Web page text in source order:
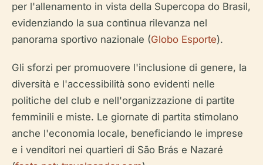
per l'allenamento in vista della Supercopa do Brasil,
evidenziando la sua continua rilevanza nel
panorama sportivo nazionale (Globo Esporte).
Gli sforzi per promuovere l'inclusione di genere, la
diversità e l'accessibilità sono evidenti nelle
politiche del club e nell'organizzazione di partite
femminili e miste. Le giornate di partita stimolano
anche l'economia locale, beneficiando le imprese
e i venditori nei quartieri di São Brás e Nazaré